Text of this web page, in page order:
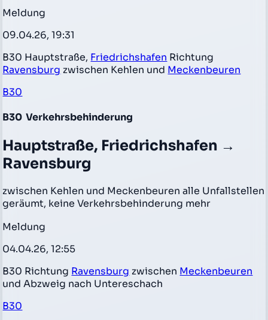
Meldung
09.04.26, 19:31
B30 Hauptstraße, Friedrichshafen Richtung
Ravensburg zwischen Kehlen und Meckenbeuren
B30
B30 Verkehrsbehinderung
Hauptstraße, Friedrichshafen →
Ravensburg
zwischen Kehlen und Meckenbeuren alle Unfallstellen
geräumt, keine Verkehrsbehinderung mehr
Meldung
04.04.26, 12:55
B30 Richtung Ravensburg zwischen Meckenbeuren
und Abzweig nach Untereschach
B30